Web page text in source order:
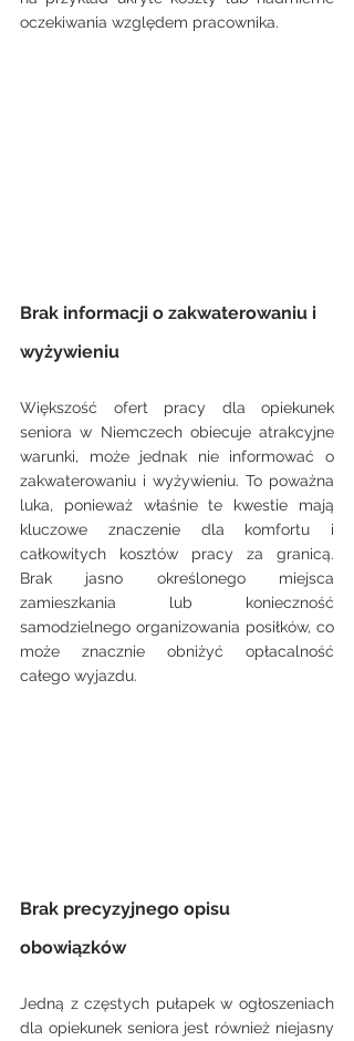
oczekiwania względem pracownika.
Brak informacji o zakwaterowaniu i
wyżywieniu
Większość ofert pracy dla opiekunek
seniora w Niemczech obiecuje atrakcyjne
warunki, może jednak nie informować o
zakwaterowaniu i wyżywieniu. To poważna
luka, ponieważ właśnie te kwestie mają
kluczowe znaczenie dla komfortu i
całkowitych kosztów pracy za granicą.
Brak jasno określonego miejsca
zamieszkania lub konieczność
samodzielnego organizowania posiłków, co
może znacznie obniżyć opłacalność
całego wyjazdu.
Brak precyzyjnego opisu
obowiązków
Jedną z częstych pułapek w ogłoszeniach
dla opiekunek seniora jest również niejasny